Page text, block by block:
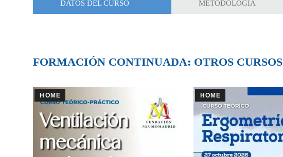
DATOS DEL CURSO METODOLOGÍA
FORMACIÓN CONTINUADA: OTROS CURSOS
HOME HOME